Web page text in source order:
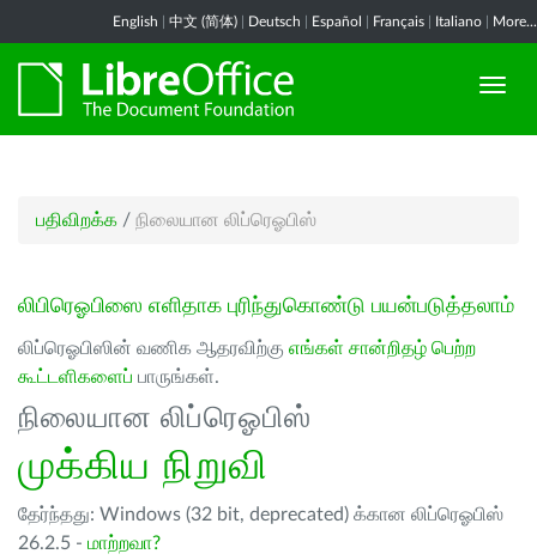
English 中文 (简体) Deutsch Español Français Italiano More...
பதிவிறக்க / நிலையான லிப்ரெஓபிஸ்
லிபிரெஓபிஸை எளிதாக புரிந்துகொண்டு பயன்படுத்தலாம்
லிப்ரெஓபிஸின் வணிக ஆதரவிற்கு எங்கள் சான்றிதழ் பெற்ற
கூட்டளிகளைப் பாருங்கள்.
நிலையான லிப்ரெஓபிஸ்
முக்கிய நிறுவி
தேர்ந்தது: Windows (32 bit, deprecated) க்கான லிப்ரெஓபிஸ்
26.2.5 - மாற்றவா?